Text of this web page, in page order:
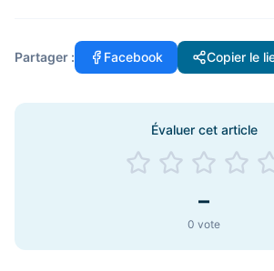
Partager : Facebook Copier le
Évaluer cet article
–
0 vote